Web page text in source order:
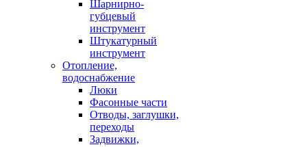
Шарнирно-
губцевый
инструмент
Штукатурный
инструмент
Отопление,
водоснабжение
Люки
Фасонные части
Отводы, заглушки,
переходы
Задвижки,